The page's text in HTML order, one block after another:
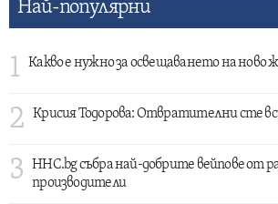
Най-популярни
1 Какво е нужно за освещаването на ново
2 Крисия Тодорова: Отвратителни сте
3
HHC.bg събра най-добрите вейпове от
производители